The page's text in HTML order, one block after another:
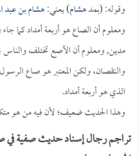
وقوله: (بمدهشام) يعني:هشام بن عبد
ومعلوم أن الصاع هو أربعة أمداد كما
مدين, ومعلوم أن الآصع تختلف والناس
والنقصان، ولكن المعتبر هو صاع
الذي هو أربعة أمداد.
وهذا الحديث ضعيف؛ لأن فيه من هو
تراجم رجال إسناد حديث صفية في